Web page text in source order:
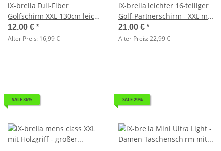
iX-brella Full-Fiber
Golfschirm XXL 130cm leicht
sturmfest mit Softgriff weiß
- 2. Wahl
12,00 € *
Alter Preis:16,99 €
iX-brella leichter 16-teiliger
Golf-Partnerschirm - XXL mit
Softgriff einfarbig gelb - 2.
Wahl
21,00 € *
Alter Preis:22,99 €
SALE 36% SALE 29%